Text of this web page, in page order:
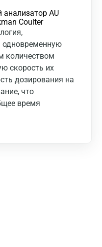
количеством
скорость их
дозирования на
что
время